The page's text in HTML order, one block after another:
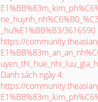
_hu%E1%BB%B3/
https://
Danh sách ngày 4:
https://